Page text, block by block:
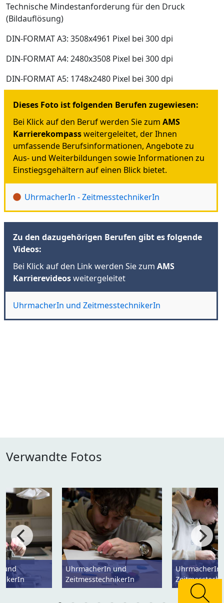
Technische Mindestanforderung für den Druck
(Bildauflösung)
DIN-FORMAT A3: 3508x4961 Pixel bei 300 dpi
DIN-FORMAT A4: 2480x3508 Pixel bei 300 dpi
DIN-FORMAT A5: 1748x2480 Pixel bei 300 dpi
Dieses Foto ist folgenden Berufen zugewiesen:
Bei Klick auf den Beruf werden Sie zum AMS
Karrierekompassweitergeleitet, der Ihnen
umfassende Berufsinformationen, Angebote zu
Aus- und Weiterbildungen sowie Informationen zu
Einstiegsgehältern auf einen Blick bietet.
UhrmacherIn - ZeitmesstechnikerIn
Zu den dazugehörigen Berufen gibt es folgende
Videos:
Bei Klick auf den Link werden Sie zum AMS
Karrierevideosweitergeleitet
UhrmacherIn und ZeitmesstechnikerIn
Verwandte Fotos
UhrmacherIn und
ZeitmesstechnikerIn
UhrmacherIn
und